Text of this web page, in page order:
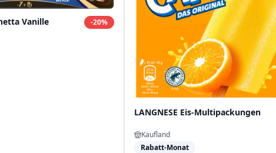
Vanille -20%
LANGNESE Eis-Multipackungen
Kaufland
Rabatt-Monat